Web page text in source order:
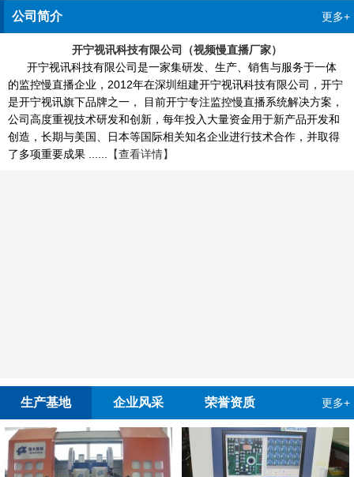
公司简介 更多+
开宁视讯科技有限公司（视频慢直播厂家）
开宁视讯科技有限公司是一家集研发、生产、销售与服务于一体
的监控慢直播企业，2012年在深圳组建开宁视讯科技有限公司，开宁
是开宁视讯旗下品牌之一， 目前开宁专注监控慢直播系统解决方案，
公司高度重视技术研发和创新，每年投入大量资金用于新产品开发和
创造，长期与美国、日本等国际相关知名企业进行技术合作，并取得
了多项重要成果 ......
【查看详情】
生产基地 企业风采 荣誉资质 更多+